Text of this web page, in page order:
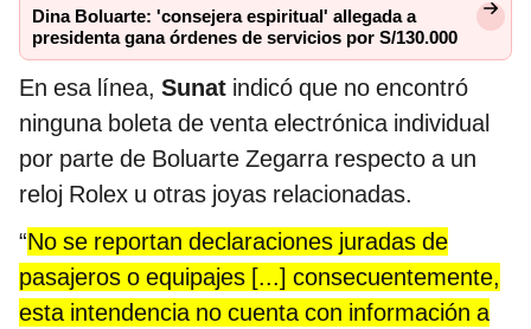
Dina Boluarte: 'consejera espiritual' allegada a
presidenta gana órdenes de servicios por S/130.000
En esa línea, Sunat indicó que no encontró
ninguna boleta de venta electrónica individual
por parte de Boluarte Zegarra respecto a un
reloj Rolex u otras joyas relacionadas.
“No se reportan declaraciones juradas de
pasajeros o equipajes [...] consecuentemente,
esta intendencia no cuenta con información a